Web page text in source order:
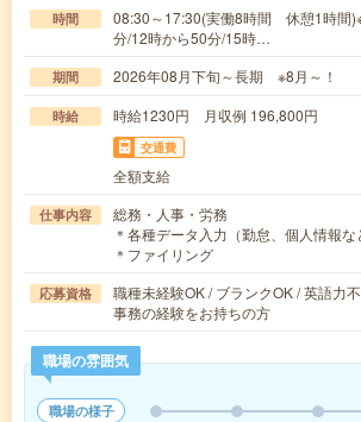
時間
08:30～17:30(実働8時間 休憩1時間
分/12時から50分/15時…
期間 2026年08月下旬～長期 ※8月～！
時給 時給1230円 月収例 196,800円
交通費
全額支給
仕事内容
総務・人事・労務
＊各種データ入力（勤怠、個人情報
＊ファイリング
応募資格
職種未経験OK / ブランクOK / 英語力
事務の経験をお持ちの方
職場の雰囲気
職場の様子